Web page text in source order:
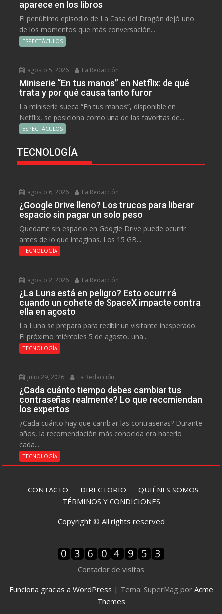
aparece en los libros
El penúltimo episodio de La Casa del Dragón dejó uno
de los momentos que más conversación...
ESPECTÁCULOS
agosto 5, 2026 La Redacción
Miniserie “En tus manos” en Netflix: de qué
trata y por qué causa tanto furor
La miniserie sueca “En tus manos”, disponible en
Netflix, se posiciona como una de las favoritas de...
ESPECTÁCULOS
TECNOLOGÍA
agosto 6, 2026 La Redacción
¿Google Drive lleno? Los trucos para liberar
espacio sin pagar un solo peso
Quedarte sin espacio en Google Drive puede ocurrir
antes de lo que imaginas. Los 15 GB...
TECNOLOGÍA
agosto 2, 2026 La Redacción
¿La Luna está en peligro? Esto ocurrirá
cuando un cohete de SpaceX impacte contra
ella en agosto
La Luna se prepara para recibir un visitante inesperado.
El próximo miércoles 5 de agosto, una...
TECNOLOGÍA
julio 29, 2026 La Redacción
¿Cada cuánto tiempo debes cambiar tus
contraseñas realmente? Lo que recomiendan
los expertos
¿Cada cuánto hay que cambiar las contraseñas? Durante
años, la recomendación más conocida era hacerlo
cada...
TECNOLOGÍA
CONTACTO DIRECTORIO QUIÉNES SOMOS
TÉRMINOS Y CONDICIONES
Copyright © All rights reserved
Contador de visitas
Funciona gracias a WordPress | Tema: SuperMag por Acme
Themes